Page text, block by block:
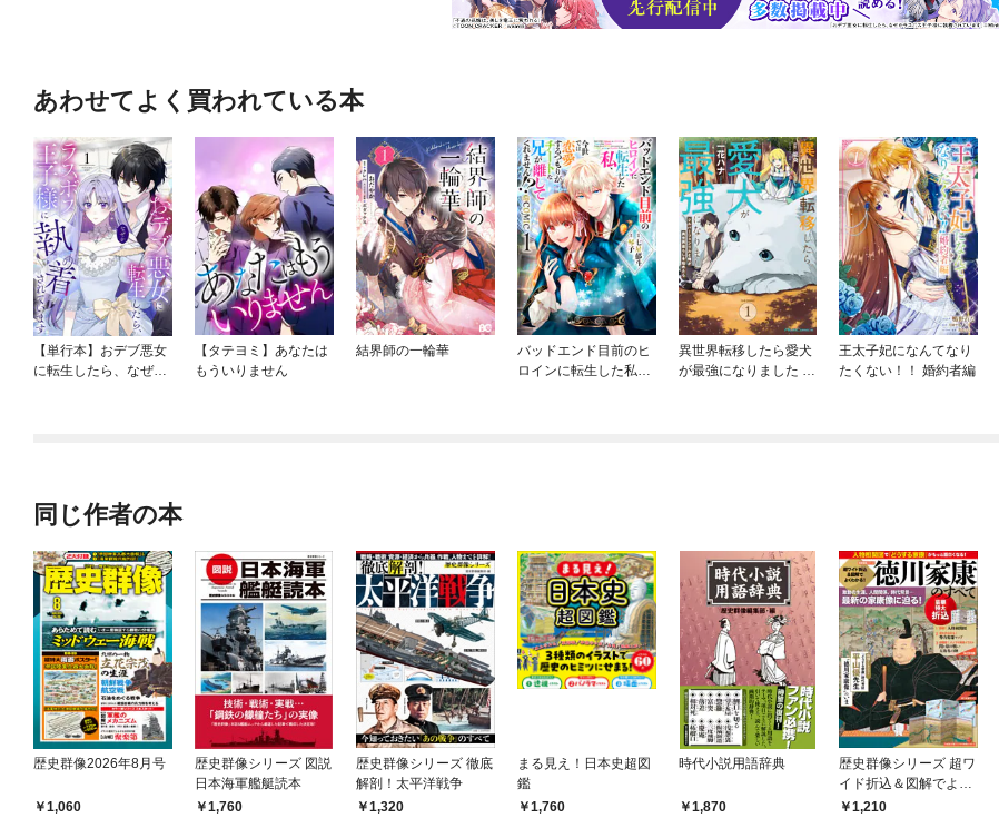
あわせてよく買われている本
【単行本】おデブ悪女
に転生したら、なぜか
【タテヨミ】あなたは
もういりません
結界師の一輪華
バッドエンド目前のヒ
ロインに転生した私、
異世界転移したら愛犬
が最強になりました ～
王太子妃になんてなり
たくない！！ 婚約者編
同じ作者の本
歴史群像2026年8月号
1,060
歴史群像シリーズ 図説
日本海軍艦艇読本
1,760
歴史群像シリーズ 徹底
解剖！太平洋戦争
1,320
まる見え！日本史超図
鑑
1,760
時代小説用語辞典
1,870
歴史群像シリーズ 超ワ
イド折込＆図解でよく
わかる！徳川家康のす
1,210